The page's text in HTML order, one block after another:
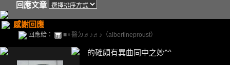
回應文章
感謝回應
回應給： ■♀醫ㄉ♬♪♬♪（albertineproust）
的確頗有異曲同中之妙^^